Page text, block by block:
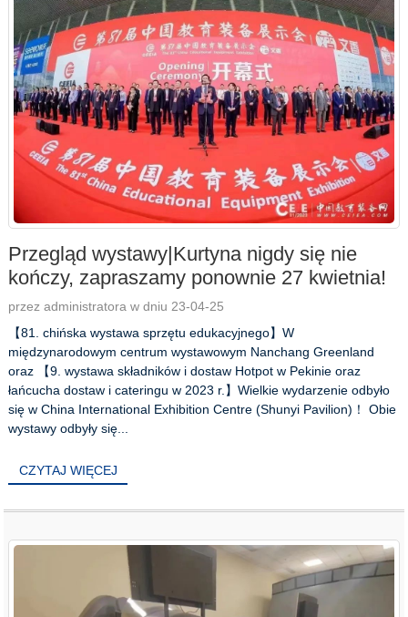
Przegląd wystawy|Kurtyna nigdy się nie
kończy, zapraszamy ponownie 27 kwietnia!
przez administratora w dniu 23-04-25
【81. chińska wystawa sprzętu edukacyjnego】W
międzynarodowym centrum wystawowym Nanchang Greenland
oraz 【9. wystawa składników i dostaw Hotpot w Pekinie oraz
łańcucha dostaw i cateringu w 2023 r.】Wielkie wydarzenie odbyło
się w China International Exhibition Centre (Shunyi Pavilion)！ Obie
wystawy odbyły się...
CZYTAJ WIĘCEJ